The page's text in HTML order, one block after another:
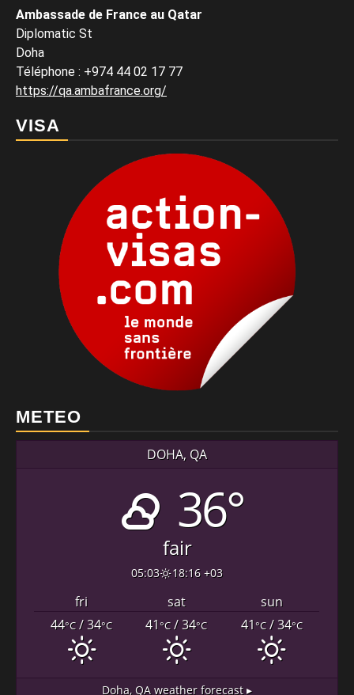
Ambassade de France au Qatar
Diplomatic St
Doha
Téléphone : +974 44 02 17 77
https://qa.ambafrance.org/
VISA
METEO
DOHA, QA
36°
fair
05:03 18:16 +03
fri sat
sun
44°C/ 34°C 41°C/ 34°C 41°C/ 34°C
Doha, QA weather forecast ▸